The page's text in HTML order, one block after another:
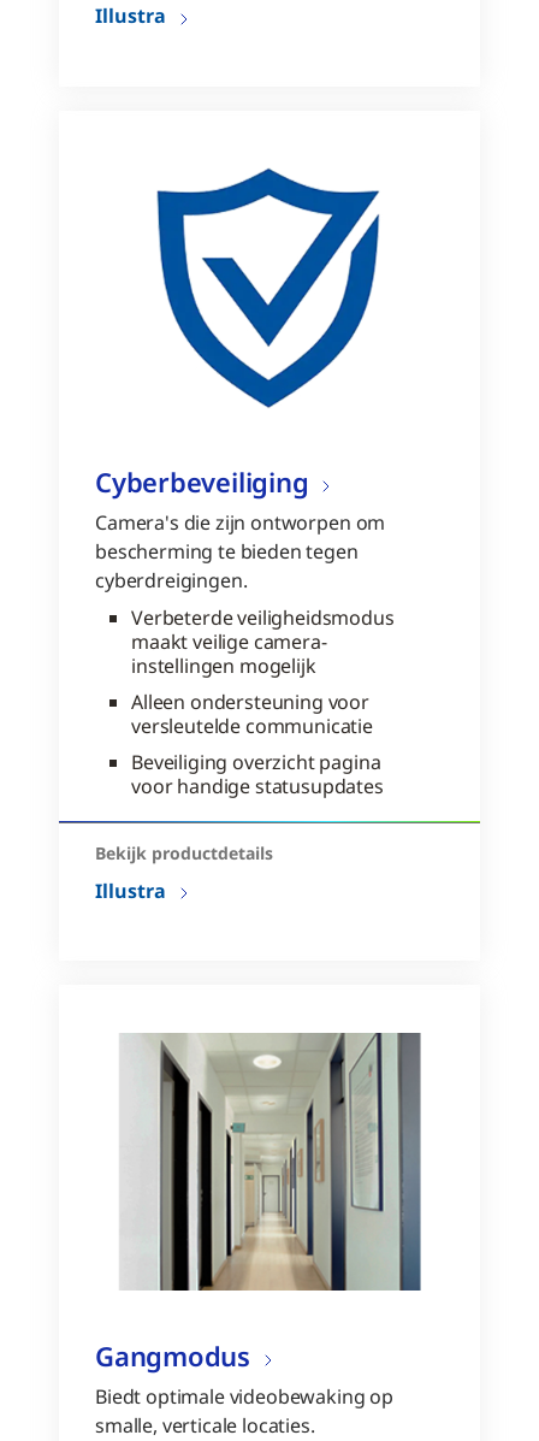
Illustra
Cyberbeveiliging
Camera's die zijn ontworpen om
bescherming te bieden tegen
cyberdreigingen.
Verbeterde veiligheidsmodus
maakt veilige camera-
instellingen mogelijk
Alleen ondersteuning voor
versleutelde communicatie
Beveiliging overzicht pagina
voor handige statusupdates
Bekijk productdetails
Illustra
Gangmodus
Biedt optimale videobewaking op
smalle, verticale locaties.